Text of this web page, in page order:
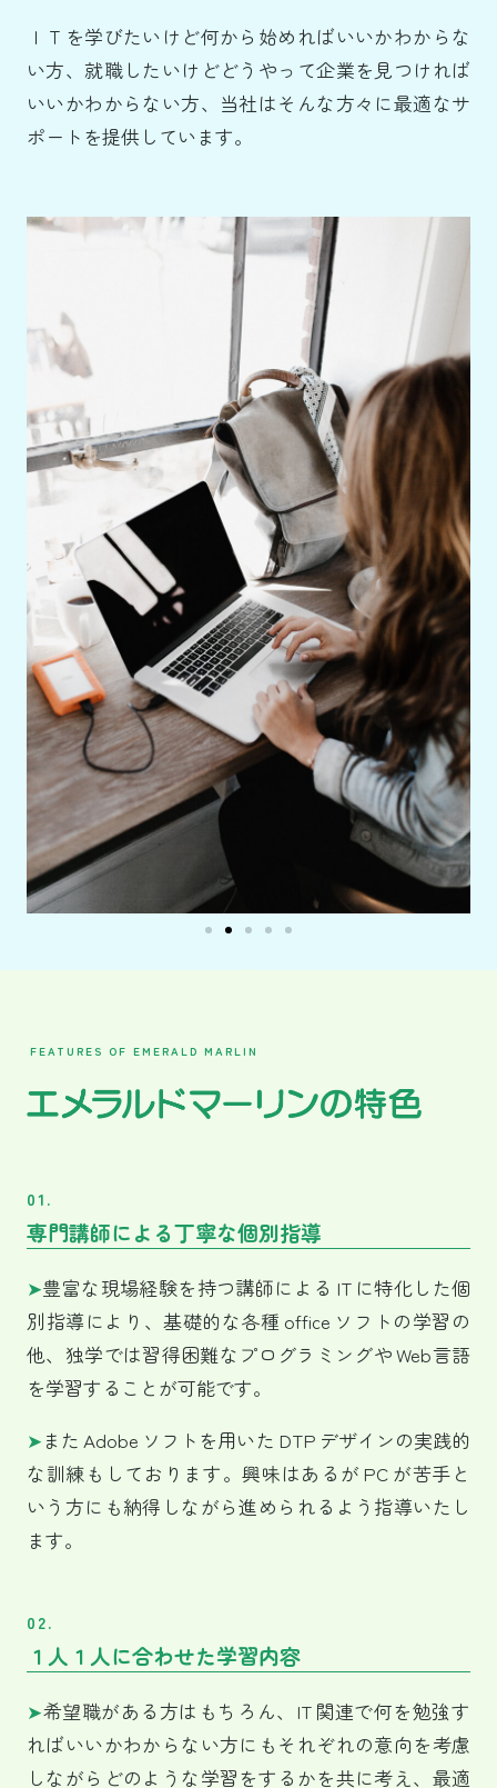
ＩＴを学びたいけど何から始めればいいかわからな
い方、就職したいけどどうやって企業を見つければ
いいかわからない方、当社はそんな方々に最適なサ
ポートを提供しています。
FEATURES OF EMERALD MARLIN
01.
専門講師による丁寧な個別指導
➤豊富な現場経験を持つ講師による IT に特化した個
別指導により、基礎的な各種 office ソフトの学習の
他、独学では習得困難なプログラミングや Web言語
を学習することが可能です。
➤ また Adobe ソフトを用いた DTP デザインの実践的
な訓練もしております。興味はあるが PC が苦手と
いう方にも納得しながら進められるよう指導いたし
ます。
02.
１人１人に合わせた学習内容
➤希望職がある方はもちろん、IT 関連で何を勉強す
ればいいかわからない方にもそれぞれの意向を考慮
しながらどのような学習をするかを共に考え、最適